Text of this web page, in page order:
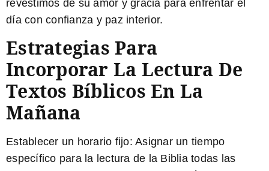
revestimos de su amor y gracia para enfrentar el
día con confianza y paz interior.
Estrategias Para
Incorporar La Lectura De
Textos Bíblicos En La
Mañana
Establecer un horario fijo: Asignar un tiempo
específico para la lectura de la Biblia todas las